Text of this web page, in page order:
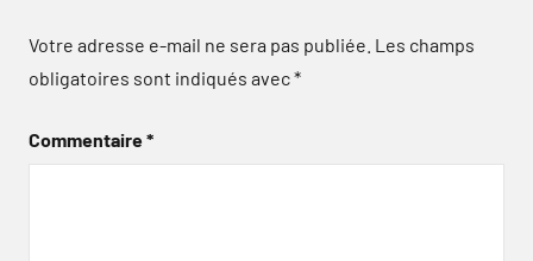
Votre adresse e-mail ne sera pas publiée. Les champs
obligatoires sont indiqués avec*
Commentaire*